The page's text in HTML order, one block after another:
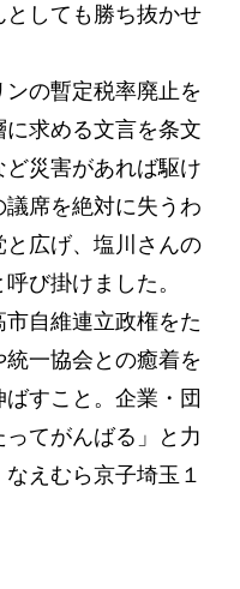
しても勝ち抜かせ
の暫定税率廃止を
求める文言を条文
災害があれば駆け
席を絶対に失うわ
広げ、塩川さんの
び掛けました。
自維連立政権をた
一協会との癒着を
すこと。企業・団
てがんばる」と力
えむら京子埼玉１